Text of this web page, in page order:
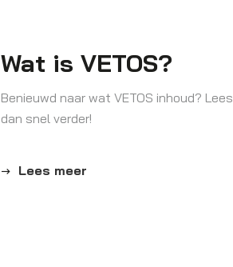
Wat is VETOS?
Benieuwd naar wat VETOS inhoud? Lees
dan snel verder!
Lees meer